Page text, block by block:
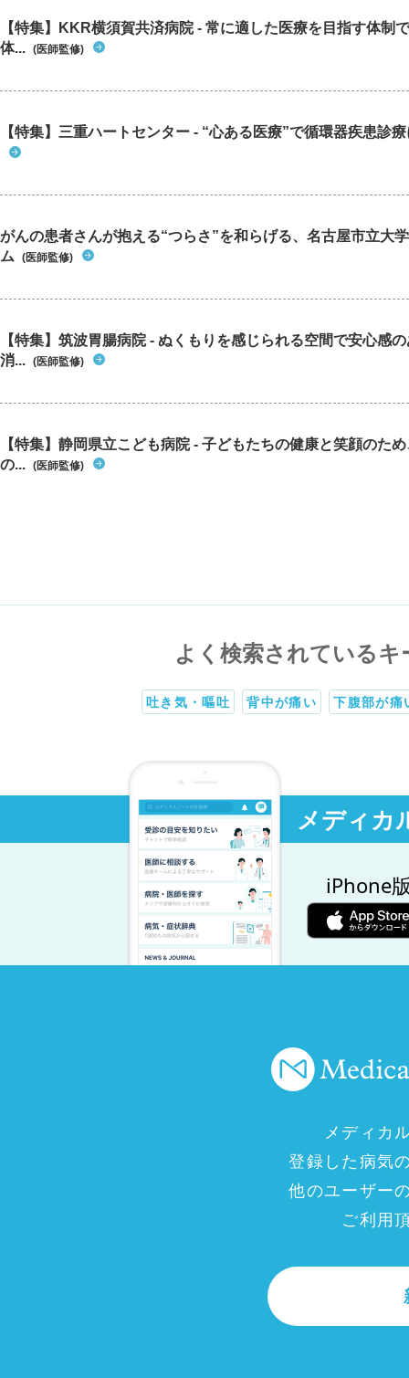
【特集】KKR横須賀共済病院 - 常に適した医療を目指す体制
体... (医師監修)
【特集】三重ハートセンター - “心ある医療”で循環器疾患診
がんの患者さんが抱える“つらさ”を和らげる、名古屋市立大
ム
(医師監修)
【特集】筑波胃腸病院 - ぬくもりを感じられる空間で安心感
消... (医師監修)
【特集】静岡県立こども病院 - 子どもたちの健康と笑顔のた
の... (医師監修)
よく検索されているキ
吐き気・嘔吐 背中が痛い 下腹部が痛
メディカ
iPhone
メディカ
登録した病気
他のユーザー
ご利用